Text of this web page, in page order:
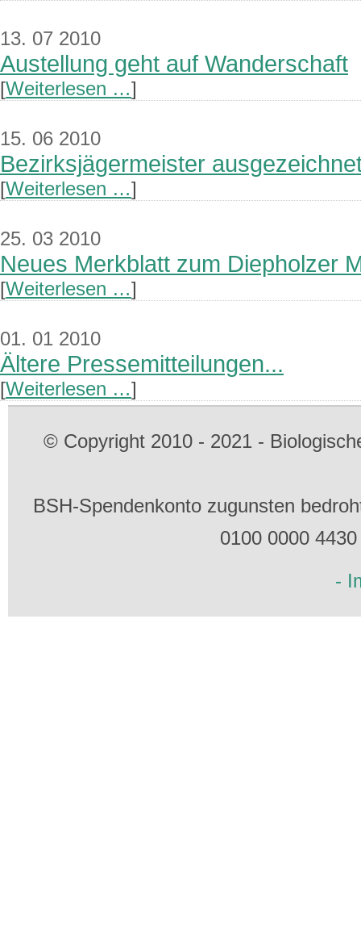
13. 07 2010
Austellung geht auf Wanderschaft
[Weiterlesen …]
15. 06 2010
Bezirksjägermeister
[Weiterlesen …]
25. 03 2010
Neues Merkblatt zum Diepholzer
[Weiterlesen …]
01. 01 2010
Ältere Pressemitteilungen...
[Weiterlesen …]
© Copyright 2010 - 2021 -
BSH-Spendenkonto zugunsten
0100 0000
-